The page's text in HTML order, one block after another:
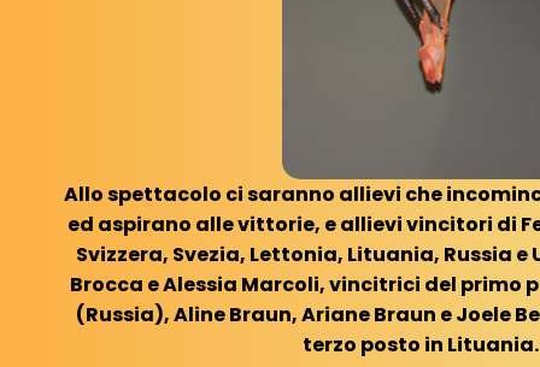
Allo spettacolo ci saranno allievi che
ed aspirano alle vittorie, e allievi vincitori di
Svizzera, Svezia, Lettonia, Lituania, Russia
Brocca e Alessia Marcoli, vincitrici del primo
(Russia), Aline Braun, Ariane Braun e Joele
terzo posto in